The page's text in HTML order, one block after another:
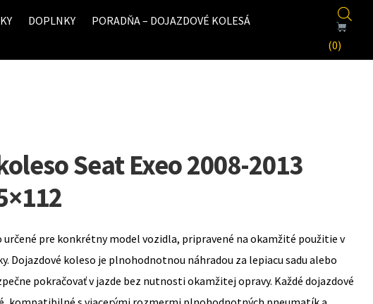
DOPLNKY
PORADŇA – DOJAZDOVÉ KOLESÁ
(0)
Seat Exeo 2008-2013
určené pre konkrétny model vozidla, pripravené na okamžité použitie v
Dojazdové koleso je plnohodnotnou náhradou za lepiacu sadu alebo
pokračovať v jazde bez nutnosti okamžitej opravy. Každé dojazdové